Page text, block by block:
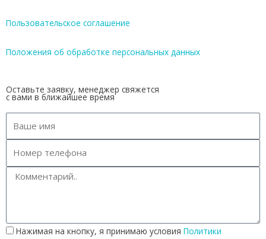
Пользовательское соглашение
Положения об обработке персональных данных
Оставьте заявку, менеджер свяжется
с вами в ближайшее время
Нажимая на кнопку, я принимаю условия Политики